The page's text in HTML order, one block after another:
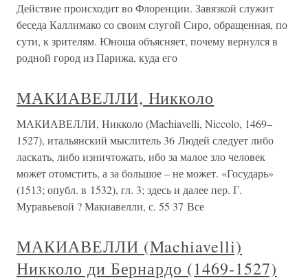
Действие происходит во Флоренции. Завязкой служит
беседа Калли­мако со своим слугой Сиро, обращенная, по
сути, к зрителям. Юноша объясняет, почему вернулся в
родной город из Парижа, куда его
МАКИАВЕЛЛИ, Никколо
МАКИАВЕЛЛИ, Никколо (Machiavelli, Niccolo, 1469–
1527), итальянский мыслитель 36 Людей следует либо
ласкать, либо изничтожать, ибо за малое зло человек
может отомстить, а за большое – не может. «Государь»
(1513; опубл. в 1532), гл. 3; здесь и далее пер. Г.
Муравьевой ? Макиавелли, с. 55 37 Все
МАКИАВЕЛЛИ (Machiavelli)
Никколо ди Бернардо (1469-1527)